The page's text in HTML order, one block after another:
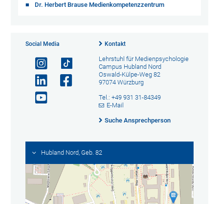
Dr. Herbert Brause Medienkompetenzzentrum
Social Media Kontakt
Lehrstuhl für Medienpsychologie
Campus Hubland Nord
Oswald-Külpe-Weg 82
97074 Würzburg
Tel.: +49 931 31-84349
E-Mail
Suche Ansprechperson
Hubland Nord, Geb. 82